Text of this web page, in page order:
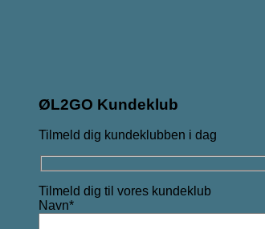
ØL2GO Kundeklub
Tilmeld dig kundeklubben i dag
Tilmeld dig til vores kundeklub
Navn*